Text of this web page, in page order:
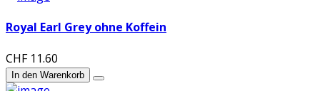
Royal Earl Grey ohne Koffein
CHF 11.60
In den Warenkorb